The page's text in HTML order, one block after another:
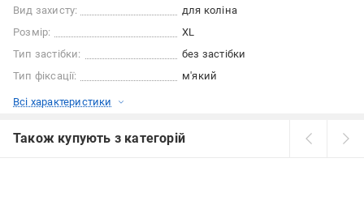
Вид захисту:
для коліна
Розмір:
XL
Тип застібки:
без застібки
Тип фіксації:
м'який
Всі характеристики
Також купують з категорій